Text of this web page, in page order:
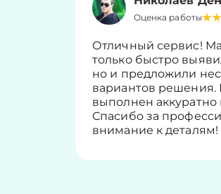
Оценка работы
Отличный сервис!
только быстро
но и предложили
вариантов решения.
выполнен аккуратно
Спасибо за
внимание к деталям!